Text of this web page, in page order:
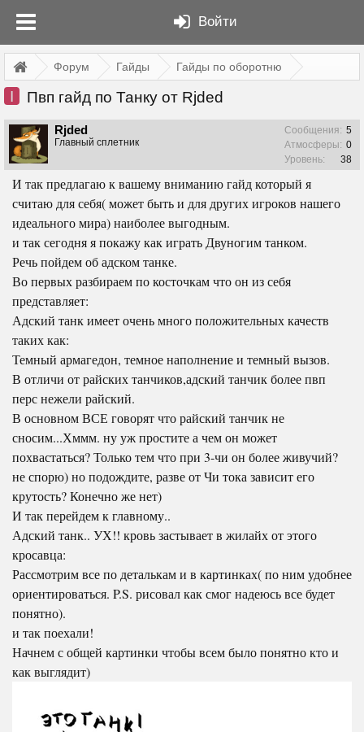
Войти
Форум Гайды Гайды по оборотню
I Пвп гайд по Танку от Rjded
Rjded
Главный сплетник
Сообщения: 5
Атмосферы: 0
Уровень:
38
И так предлагаю к вашему вниманию гайд который я
считаю для себя( может быть и для других игроков нашего
идеального мира) наиболее выгодным.
и так сегодня я покажу как играть Двуногим танком.
Речь пойдем об адском танке.
Во первых разбираем по косточкам что он из себя
представляет:
Адский танк имеет очень много положительных качеств
таких как:
Темный армагедон, темное наполнение и темный вызов.
В отличи от райских танчиков,адский танчик более пвп
перс нежели райский.
В основном ВСЕ говорят что райский танчик не
сносим...Хммм. ну уж простите а чем он может
похвастаться? Только тем что при 3-чи он более живучий?
не спорю) но подождите, разве от Чи тока зависит его
крутость? Конечно же нет)
И так перейдем к главному..
Адский танк.. УХ!! кровь застывает в жилайх от этого
кросавца:
Рассмотрим все по деталькам и в картинках( по ним удобнее
ориентироваться. P.S. рисовал как смог надеюсь все будет
понятно).
и так поехали!
Начнем с общей картинки чтобы всем было понятно кто и
как выглядит)